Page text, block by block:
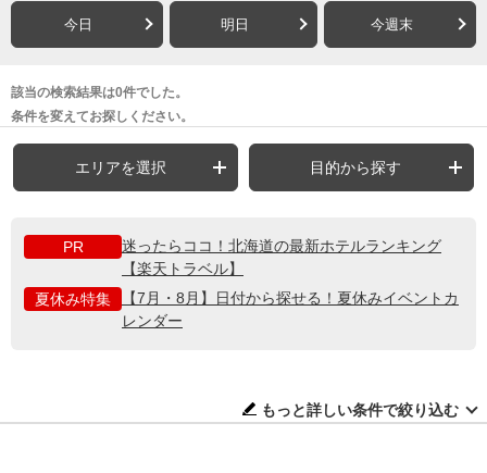
今日 明日 今週末
該当の検索結果は0件でした。
条件を変えてお探しください。
エリアを選択 目的から探す
PR
迷ったらココ！北海道の最新ホテルランキング
【楽天トラベル】
夏休み特集
【7月・8月】日付から探せる！夏休みイベントカ
レンダー
もっと詳しい条件で絞り込む